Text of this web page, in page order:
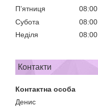
Пʼятниця
08:00
Субота
08:00
Неділя
08:00
Контакти
Денис